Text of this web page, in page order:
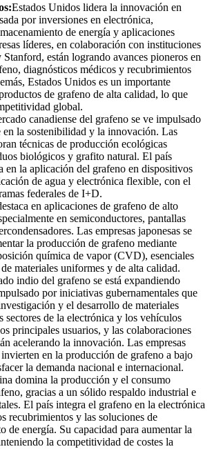
Estados Unidos lidera la innovación en
por inversiones en electrónica,
de energía y aplicaciones
líderes, en colaboración con instituciones
están logrando avances pioneros en
diagnósticos médicos y recubrimientos
Estados Unidos es un importante
de grafeno de alta calidad, lo que
global.
canadiense del grafeno se ve impulsado
en la sostenibilidad y la innovación. Las
técnicas de producción ecológicas
biológicos y grafito natural. El país
en la aplicación del grafeno en dispositivos
de agua y electrónica flexible, con el
federales de I+D.
en aplicaciones de grafeno de alto
en semiconductores, pantallas
Las empresas japonesas se
la producción de grafeno mediante
química de vapor (CVD), esenciales
materiales uniformes y de alta calidad.
indio del grafeno se está expandiendo
por iniciativas gubernamentales que
y el desarrollo de materiales
sectores de la electrónica y los vehículos
principales usuarios, y las colaboraciones
acelerando la innovación. Las empresas
en la producción de grafeno a bajo
la demanda nacional e internacional.
domina la producción y el consumo
gracias a un sólido respaldo industrial e
El país integra el grafeno en la electrónica
recubrimientos y las soluciones de
de energía. Su capacidad para aumentar la
la competitividad de costes la